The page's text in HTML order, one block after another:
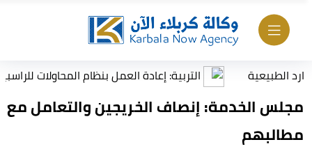
التربية: إعادة العمل بنظام المحاولات للراسبين
مجلس الخدمة: إنصاف الخريجين والتعامل مع
مطالبهم